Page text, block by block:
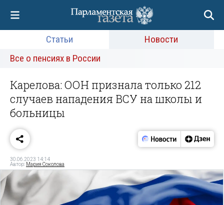
Статьи
Новости
Все о пенсиях в России
Карелова: ООН признала только 212
случаев нападения ВСУ на школы и
больницы
30.06.2023 14:14
Автор: Мария Соколова